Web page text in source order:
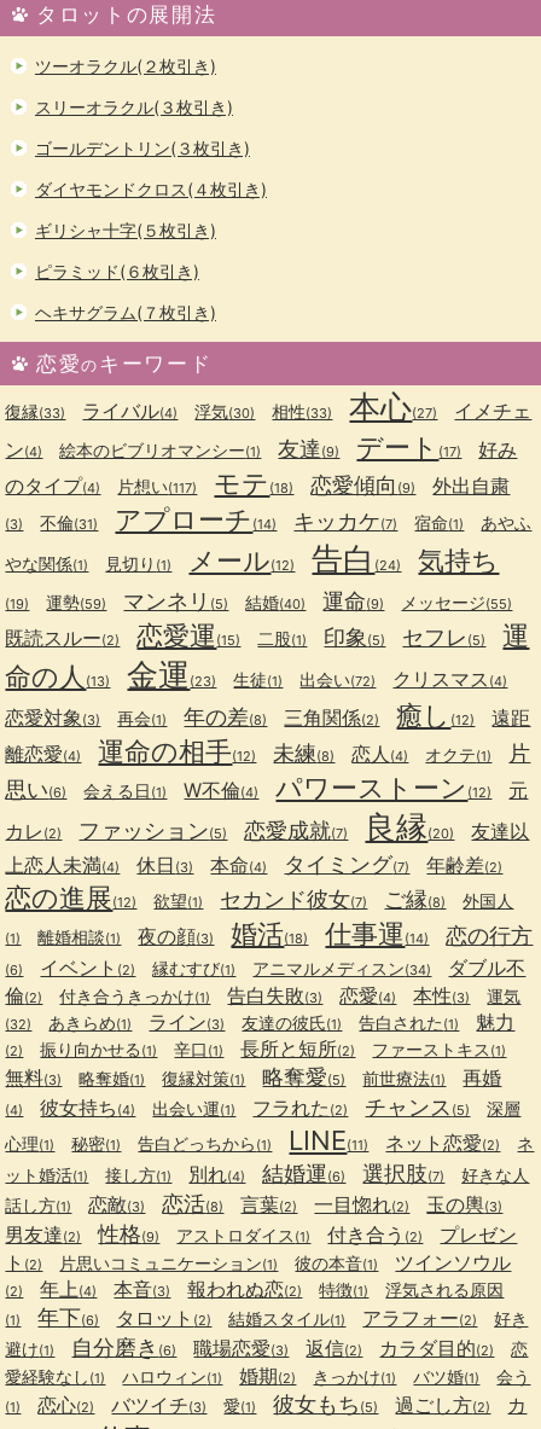
タロットの展開法
ツーオラクル(２枚引き)
スリーオラクル(３枚引き)
ゴールデントリン(３枚引き)
ダイヤモンドクロス(４枚引き)
ギリシャ十字(５枚引き)
ピラミッド(６枚引き)
ヘキサグラム(７枚引き)
恋愛のキーワード
復縁(33) ライバル(4) 浮気(30) 相性(33) 本心(27)
イメチェ
ン(4) 絵本のビブリオマンシー(1) 友達 (9) デート (17)
好み
のタイプ(4) 片想い(117) モテ (18) 恋愛傾向 (9) 外出自粛
(3) 不倫(31) アプローチ (14) キッカケ(7) 宿命(1)
あやふ
やな関係(1) 見切り (1) メール(12) 告白 (24) 気持ち
(19) 運勢(59) マンネリ (5) 結婚(40) 運命(9) メッセージ(55)
既読スルー(2) 恋愛運 (15) 二股(1) 印象 (5) セフレ (5)
運
命の人 (13) 金運 (23) 生徒(1) 出会い(72) クリスマス (4)
恋愛対象 (3) 再会(1) 年の差(8) 三角関係(2) 癒し (12)
遠距
離恋愛(4) 運命の相手(12) 未練(8) 恋人 (4) オクテ(1)
片
思い(6) 会える日 (1) W不倫(4) パワーストーン (12)
元
カレ (2) ファッション(5) 恋愛成就(7) 良縁(20)
友達以
上恋人未満(4) 休日 (3) 本命(4) タイミング(7) 年齢差(2)
恋の進展(12) 欲望(1) セカンド彼女(7) ご縁(8) 外国人
(1) 離婚相談(1) 夜の顔(3) 婚活(18) 仕事運 (14) 恋の行方
(6) イベント (2) 縁むすび(1) アニマルメディスン(34)
ダブル不
倫(2) 付き合うきっかけ(1) 告白失敗(3) 恋愛(4) 本性(3) 運気
(32) あきらめ(1) ライン(3) 友達の彼氏(1) 告白された (1) 魅力
(2) 振り向かせる (1) 辛口 (1) 長所と短所(2) ファーストキス (1)
無料(3) 略奪婚(1) 復縁対策(1) 略奪愛(5) 前世療法(1) 再婚
(4) 彼女持ち (4) 出会い運(1) フラれた (2) チャンス (5)
深層
心理(1) 秘密(1) 告白どっちから (1) LINE(11) ネット恋愛(2)
ネ
ット婚活(1) 接し方(1) 別れ(4) 結婚運(6) 選択肢(7)
好きな人
話し方(1) 恋敵(3) 恋活(8) 言葉(2) 一目惚れ(2) 玉の輿(3)
男友達(2) 性格(9) アストロダイス (1) 付き合う (2)
プレゼン
ト (2) 片思いコミュニケーション(1) 彼の本音(1) ツインソウル
(2) 年上 (4) 本音(3) 報われぬ恋(2) 特徴(1) 浮気される原因
(1) 年下(6) タロット (2) 結婚スタイル(1) アラフォー(2)
好き
避け(1) 自分磨き (6) 職場恋愛(3) 返信(2) カラダ目的(2)
恋
愛経験なし (1) ハロウィン(1) 婚期(2) きっかけ(1) バツ婚(1) 会う
(1) 恋心(2) バツイチ(3) 愛(1) 彼女もち (5) 過ごし方(2)
カ